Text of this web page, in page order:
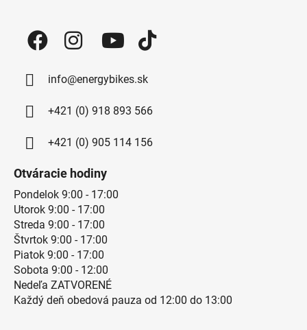
info@energybikes.sk
+421 (0) 918 893 566
+421 (0) 905 114 156
Otváracie hodiny
Pondelok 9:00 - 17:00
Utorok 9:00 - 17:00
Streda 9:00 - 17:00
Štvrtok 9:00 - 17:00
Piatok 9:00 - 17:00
Sobota 9:00 - 12:00
Nedeľa ZATVORENÉ
Každý deň obedová pauza od 12:00 do 13:00